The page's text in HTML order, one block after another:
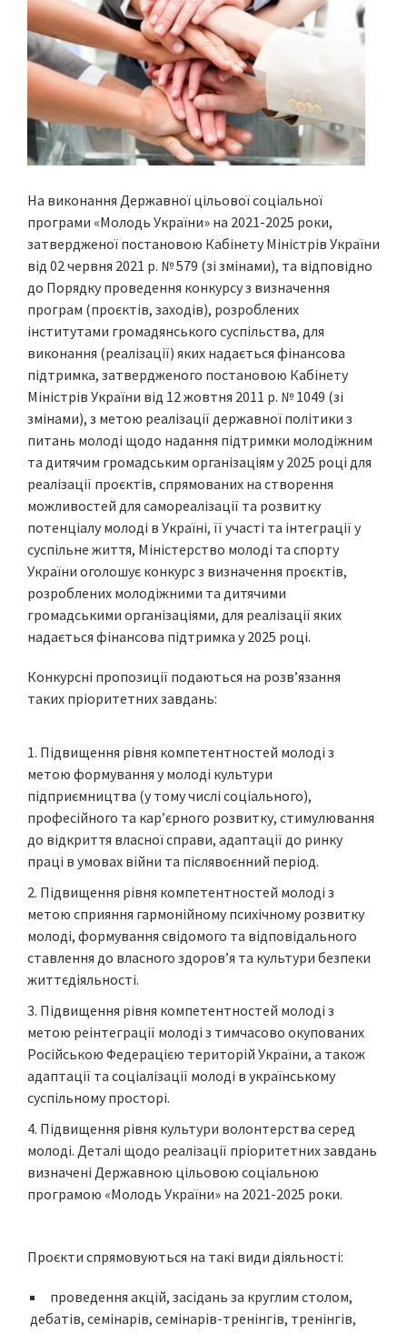
На виконання Державної цільової соціальної
програми «Молодь України» на 2021-2025 роки,
затвердженої постановою Кабінету Міністрів України
від 02 червня 2021 р. № 579 (зі змінами), та відповідно
до Порядку проведення конкурсу з визначення
програм (проєктів, заходів), розроблених
інститутами громадянського суспільства, для
виконання (реалізації) яких надається фінансова
підтримка, затвердженого постановою Кабінету
Міністрів України від 12 жовтня 2011 р. № 1049 (зі
змінами), з метою реалізації державної політики з
питань молоді щодо надання підтримки молодіжним
та дитячим громадським організаціям у 2025 році для
реалізації проєктів, спрямованих на створення
можливостей для самореалізації та розвитку
потенціалу молоді в Україні, її участі та інтеграції у
суспільне життя, Міністерство молоді та спорту
України оголошує конкурс з визначення проєктів,
розроблених молодіжними та дитячими
громадськими організаціями, для реалізації яких
надається фінансова підтримка у 2025 році.
Конкурсні пропозиції подаються на розв’язання
таких пріоритетних завдань:
Підвищення рівня компетентностей молоді з
метою формування у молоді культури
підприємництва (у тому числі соціального),
професійного та кар’єрного розвитку, стимулювання
до відкриття власної справи, адаптації до ринку
праці в умовах війни та післявоєнний період.
Підвищення рівня компетентностей молоді з
метою сприяння гармонійному психічному розвитку
молоді, формування свідомого та відповідального
ставлення до власного здоров’я та культури безпеки
життєдіяльності.
Підвищення рівня компетентностей молоді з
метою реінтеграції молоді з тимчасово окупованих
Російською Федерацією територій України, а також
адаптації та соціалізації молоді в українському
суспільному просторі.
Підвищення рівня культури волонтерства серед
молоді. Деталі щодо реалізації пріоритетних завдань
визначені Державною цільовою соціальною
програмою «Молодь України» на 2021-2025 роки.
Проєкти спрямовуються на такі види діяльності:
проведення акцій, засідань за круглим столом,
дебатів, семінарів, семінарів-тренінгів, тренінгів,